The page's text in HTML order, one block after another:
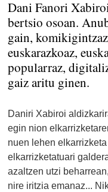
Dani Fanori
bertsio osoan.
gain,
euskarazkoaz,
popularraz,
gaiz aritu ginen.
Daniri Xabiroi
egin nion
nuen lehen
elkarrizketatuari
azaltzen utzi
nire iritzia emanaz...